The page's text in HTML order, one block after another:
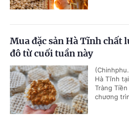
Mua đặc sản Hà Tĩnh chất
đô từ cuối tuần này
Hà Tĩnh
Tràng
chương